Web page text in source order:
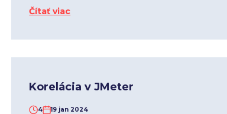
Čítať viac
Korelácia v JMeter
4 19 jan 2024